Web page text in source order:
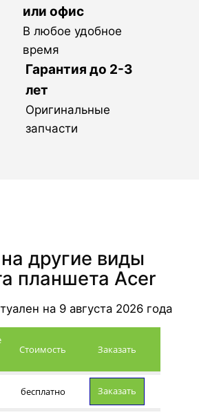
или офис
В любое удобное
время
Гарантия до 2-3
лет
Оригинальные
запчасти
другие виды
планшета Acer
на 9 августа 2026года
Стоимость Заказать
бесплатно Заказать